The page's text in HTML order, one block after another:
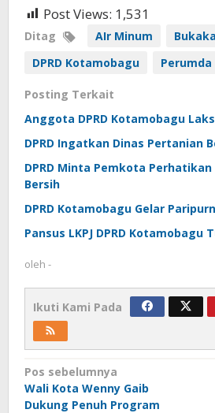
Post Views: 1,531
Ditag AIr Minum
DPRD Kotamobagu
Perumda
Posting Terkait
Anggota DPRD Kotamobagu
DPRD Ingatkan Dinas Pertanian
DPRD Minta Pemkota
Bersih
DPRD Kotamobagu Gelar
Pansus LKPJ DPRD Kotamobagu
oleh -
Ikuti Kami Pada
Navigasi
pos
Pos sebelumnya
Wali Kota Wenny Gaib
Dukung Penuh Program